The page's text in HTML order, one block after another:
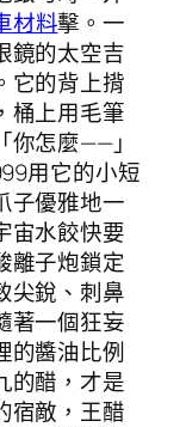
材料擊。一
鏡的太空吉
它的背上揹
桶上用毛筆
你怎麼——」
用它的小短
子優雅地一
宙水餃快要
離子炮鎖定
尖銳、刺鼻
著一個狂妄
的醬油比例
的醋，才是
宿敵，王醋